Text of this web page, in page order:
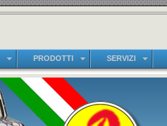
PRODOTTI SERVIZI